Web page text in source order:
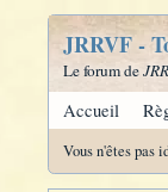
JRRVF -
Le forum de
Accueil
Vous n'êtes pas